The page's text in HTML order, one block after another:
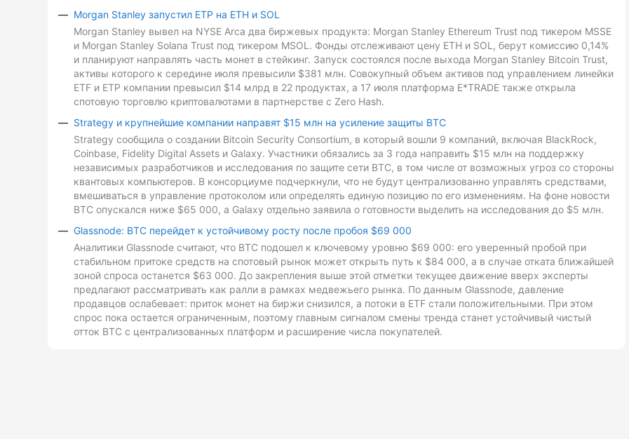
Morgan Stanley запустил ETP на ETH и SOL
Morgan Stanley вывел на NYSE Arca два биржевых продукта: Morgan Stanley Ethereum Trust под тикером MSSE
и Morgan Stanley Solana Trust под тикером MSOL. Фонды отслеживают цену ETH и SOL, берут комиссию 0,14%
и планируют направлять часть монет в стейкинг. Запуск состоялся после выхода Morgan Stanley Bitcoin Trust,
активы которого к середине июля превысили $381 млн. Совокупный объем активов под управлением линейки
ETF и ETP компании превысил $14 млрд в 22 продуктах, а 17 июля платформа E*TRADE также открыла
спотовую торговлю криптовалютами в партнерстве с Zero Hash.
Strategy и крупнейшие компании направят $15 млн на усиление защиты BTC
Strategy сообщила о создании Bitcoin Security Consortium, в который вошли 9 компаний, включая BlackRock,
Coinbase, Fidelity Digital Assets и Galaxy. Участники обязались за 3 года направить $15 млн на поддержку
независимых разработчиков и исследования по защите сети BTC, в том числе от возможных угроз со стороны
квантовых компьютеров. В консорциуме подчеркнули, что не будут централизованно управлять средствами,
вмешиваться в управление протоколом или определять единую позицию по его изменениям. На фоне новости
BTC опускался ниже $65 000, а Galaxy отдельно заявила о готовности выделить на исследования до $5 млн.
Glassnode: BTC перейдет к устойчивому росту после пробоя $69 000
Аналитики Glassnode считают, что BTC подошел к ключевому уровню $69 000: его уверенный пробой при
стабильном притоке средств на спотовый рынок может открыть путь к $84 000, а в случае отката ближайшей
зоной спроса останется $63 000. До закрепления выше этой отметки текущее движение вверх эксперты
предлагают рассматривать как ралли в рамках медвежьего рынка. По данным Glassnode, давление
продавцов ослабевает: приток монет на биржи снизился, а потоки в ETF стали положительными. При этом
спрос пока остается ограниченным, поэтому главным сигналом смены тренда станет устойчивый чистый
отток BTC с централизованных платформ и расширение числа покупателей.